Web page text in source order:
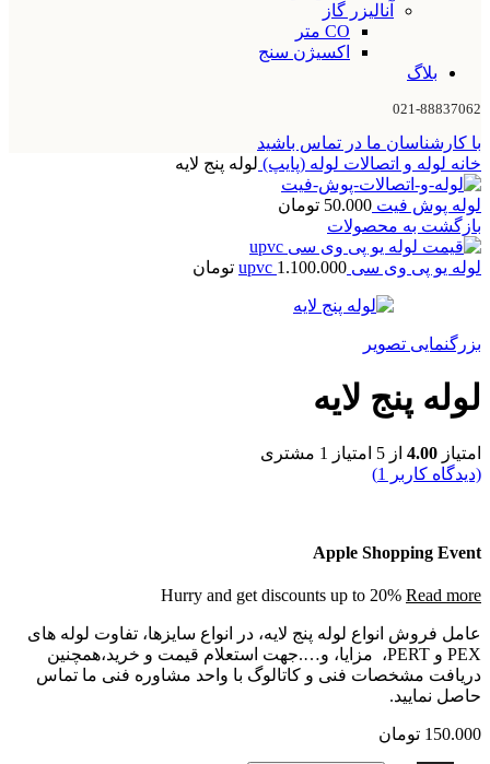
آنالیزر گاز
CO متر
اکسیژن سنج
بلاگ
021-88837062
با کارشناسان ما در تماس باشید
خانه لوله و اتصالات لوله (پایپ) لوله پنج لایه
لوله پوش فیت 50.000 تومان
بازگشت به محصولات
لوله یو پی وی سی upvc 1.100.000 تومان
بزرگنمایی تصویر
لوله پنج لایه
امتیاز 4.00 از 5 امتیاز 1 مشتری
(دیدگاه کاربر
1
)
Apple Shopping Event
Hurry and get discounts up to 20% Read more
عامل فروش انواع لوله پنج لایه، در انواع سایزها، تفاوت لوله های
PEX و PERT، مزایا، و….جهت استعلام قیمت و خرید،همچنین
دریافت مشخصات فنی و کاتالوگ با واحد مشاوره فنی ما تماس
حاصل نمایید.
150.000 تومان